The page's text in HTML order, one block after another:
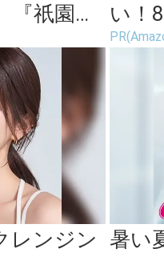
祇園山
』
い！
場
レンジン
暑い